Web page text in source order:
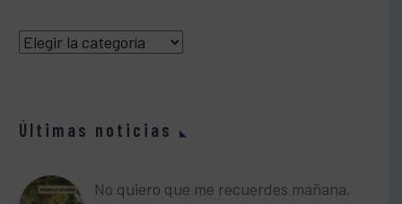
Categorías
Últimas noticias
No quiero que me recuerdes mañana.